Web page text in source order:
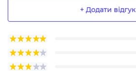
+ Додати відгук